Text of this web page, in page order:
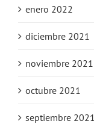
enero 2022
diciembre 2021
noviembre 2021
octubre 2021
septiembre 2021